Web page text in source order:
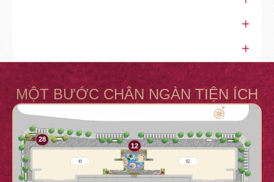
MỘT BƯỚC CHÂN NGÀN TIỆN ÍCH
12
28